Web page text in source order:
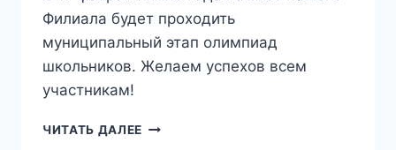
Филиала будет проходить
муниципальный этап олимпиад
школьников. Желаем успехов всем
участникам!
ЧИТАТЬ ДАЛЕЕ